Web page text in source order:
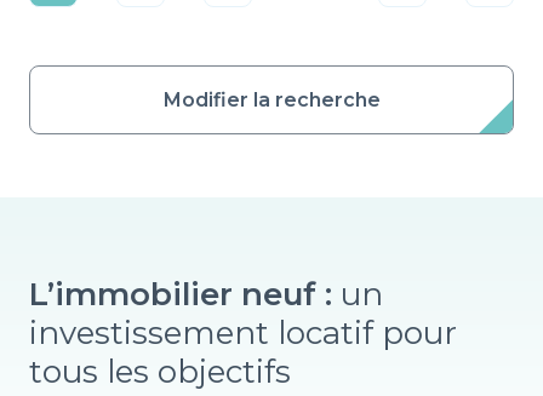
Modifier la recherche
L’immobilier neuf : un
investissement locatif pour
tous les objectifs